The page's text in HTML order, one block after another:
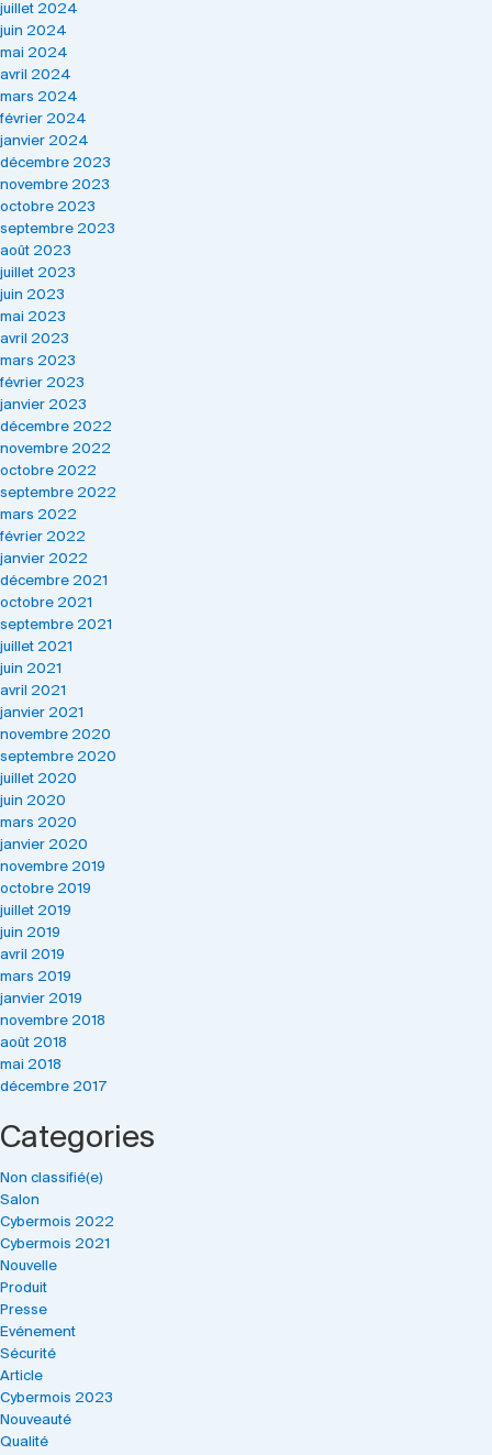
juillet 2024
juin 2024
mai 2024
avril 2024
mars 2024
février 2024
janvier 2024
décembre 2023
novembre 2023
octobre 2023
septembre 2023
août 2023
juillet 2023
juin 2023
mai 2023
avril 2023
mars 2023
février 2023
janvier 2023
décembre 2022
novembre 2022
octobre 2022
septembre 2022
mars 2022
février 2022
janvier 2022
décembre 2021
octobre 2021
septembre 2021
juillet 2021
juin 2021
avril 2021
janvier 2021
novembre 2020
septembre 2020
juillet 2020
juin 2020
mars 2020
janvier 2020
novembre 2019
octobre 2019
juillet 2019
juin 2019
avril 2019
mars 2019
janvier 2019
novembre 2018
août 2018
mai 2018
décembre 2017
Categories
Non classifié(e)
Salon
Cybermois 2022
Cybermois 2021
Nouvelle
Produit
Presse
Evénement
Sécurité
Article
Cybermois 2023
Nouveauté
Qualité